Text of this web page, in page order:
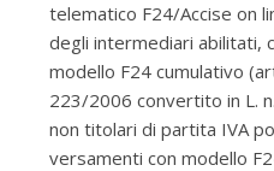
telematico F24/Accise on
degli intermediari abilitati,
modello F24 cumulativo
223/2006 convertito in L.
non titolari di partita IVA
versamenti con modello